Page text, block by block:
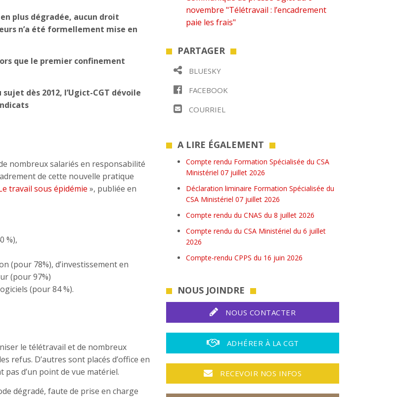
plus dégradée, aucun droit
n’a été formellement mise en
que le premier confinement
dès 2012, l’Ugict-CGT dévoile
nombreux salariés en responsabilité
de cette nouvelle pratique
travail sous épidémie », publiée en
%),
(pour 78%), d’investissement en
(pour 97%)
(pour 84 %).
le télétravail et de nombreux
refus. D’autres sont placés d’office en
d’un point de vue matériel.
dégradé, faute de prise en charge
novembre "Télétravail : l’encadrement
paie les frais"
PARTAGER
BLUESKY
FACEBOOK
COURRIEL
A LIRE ÉGALEMENT
Compte rendu Formation Spécialisée du CSA
Ministériel 07 juillet 2026
Déclaration liminaire Formation Spécialisée du
CSA Ministériel 07 juillet 2026
Compte rendu du CNAS du 8 juillet 2026
Compte rendu du CSA Ministériel du 6 juillet
2026
Compte-rendu CPPS du 16 juin 2026
NOUS JOINDRE
NOUS CONTACTER
ADHÉRER À LA CGT
RECEVOIR NOS INFOS